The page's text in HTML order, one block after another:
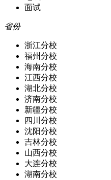
面试
省份
浙江分校
福州分校
海南分校
江西分校
湖北分校
济南分校
新疆分校
四川分校
沈阳分校
吉林分校
山西分校
大连分校
湖南分校